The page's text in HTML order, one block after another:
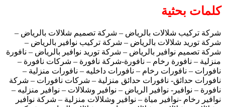
كلمات بحثية
شركة تركيب شلالات بالرياض – شركة تصميم شلالات بالرياض –
شركة توريد شلالات بالرياض – شركة تركيب نوافير بالرياض –
شركة تصميم نوافير بالرياض – شركة توريد نوافير بالرياض – نافورة
منزلية – نافورة رخام – نافورة-شركة نافورة – شركات نافورة –
نافورات – نافورات رخام – نافورات داخليه – نافورات منزلية –
نافورات حدائق- نافورات حدائق منزلية – شركات نافورات – شركة
نافورة – نوافير- نوافير الرياض – نوافير وشلالات – نوافير منزليه –
نوافير رخام -نوافير مياة – نوافير وشلالات منزلية – شركة نوافير